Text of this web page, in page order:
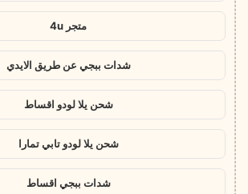
متجر 4u
شدات ببجي عن طريق الايدي
شحن يلا لودو اقساط
شحن يلا لودو تابي تمارا
شدات ببجي اقساط